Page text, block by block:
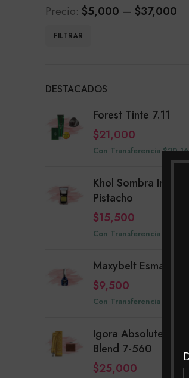
Precio
Precio
FILTRAR
Precio: $5,000 — $37,000
DESTACADOS
Forest Tinte 7.11
$21,000
Con Transferencia
Khol Sombra
Pistacho
$15,500
Con Transferencia $14,880
Maxybelt Esmalte
$9,500
Con Transferencia $9,120
Igora Absolutes Age
Blend 7-560
$25,000